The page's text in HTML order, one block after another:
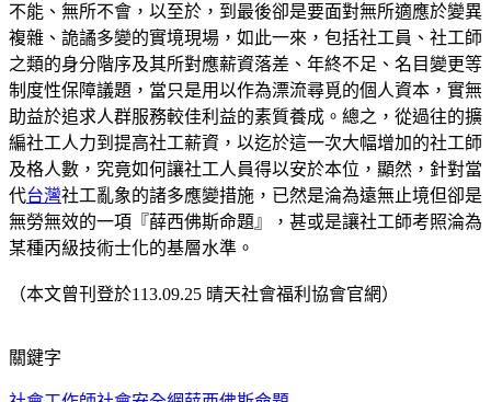
不能、無所不會，以至於，到最後卻是要面對無所適應於變異
複雜、詭譎多變的實境現場，如此一來，包括社工員、社工師
之類的身分階序及其所對應薪資落差、年終不足、名目變更等
制度性保障議題，當只是用以作為漂流尋覓的個人資本，實無
助益於追求人群服務較佳利益的素質養成。總之，從過往的擴
編社工人力到提高社工薪資，以迄於這一次大幅增加的社工師
及格人數，究竟如何讓社工人員得以安於本位，顯然，針對當
代台灣社工亂象的諸多應變措施，已然是淪為遠無止境但卻是
無勞無效的一項『薛西佛斯命題』，甚或是讓社工師考照淪為
某種丙級技術士化的基層水準。
（本文曾刊登於113.09.25 晴天社會福利協會官網）
關鍵字